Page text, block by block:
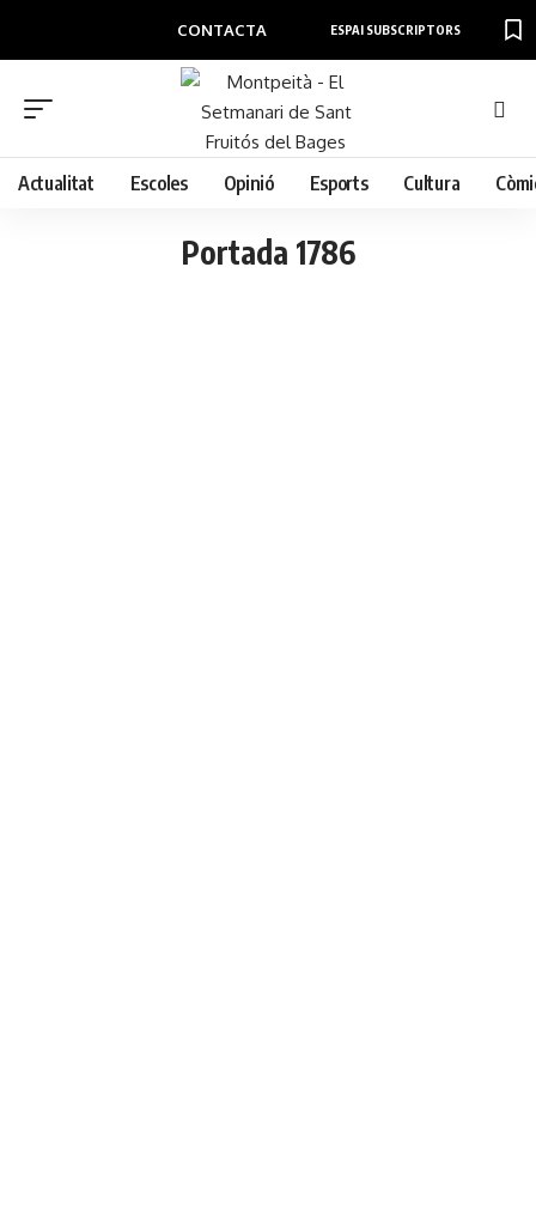
CONTACTA ESPAI SUBSCRIPTORS
Actualitat Escoles Opinió Esports Cultura
Portada 1786